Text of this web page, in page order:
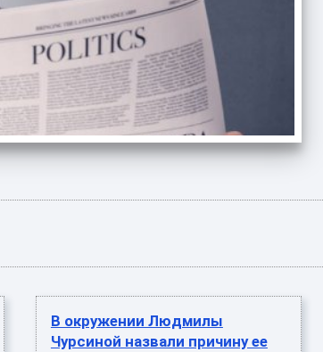
В окружении Людмилы
Чурсиной назвали причину ее